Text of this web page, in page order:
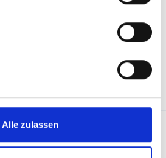
Alle zulassen